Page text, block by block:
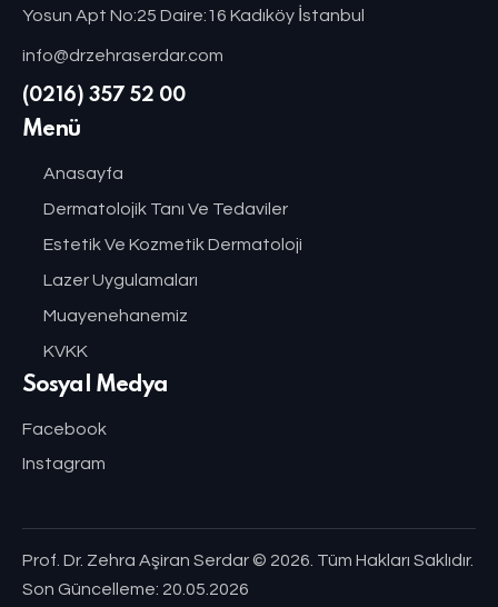
Yosun Apt No:25 Daire:16 Kadıköy İstanbul
info@drzehraserdar.com
(0216) 357 52 00
Menü
Anasayfa
Dermatolojik Tanı Ve Tedaviler
Estetik Ve Kozmetik Dermatoloji
Lazer Uygulamaları
Muayenehanemiz
KVKK
Sosyal Medya
Facebook
Instagram
Prof. Dr. Zehra Aşiran Serdar© 2026. Tüm Hakları Saklıdır.
Son Güncelleme: 20.05.2026